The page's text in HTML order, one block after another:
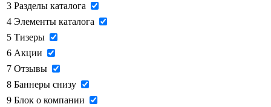
3 Разделы каталога
4 Элементы каталога
5 Тизеры
6 Акции
7 Отзывы
8 Баннеры снизу
9 Блок о компании